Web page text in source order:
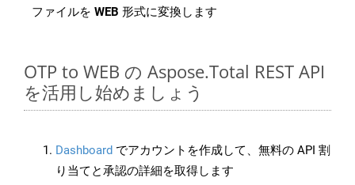
ファイルを WEB 形式に変換します
OTP to WEB の Aspose.Total REST API
を活用し始めましょう
Dashboard でアカウントを作成して、無料の API 割
り当てと承認の詳細を取得します